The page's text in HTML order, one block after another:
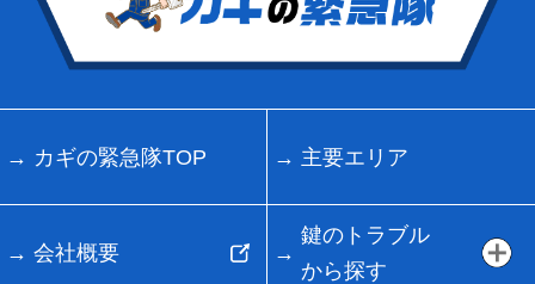
カギの緊急隊TOP 主要エリア
会社概要
鍵のトラブル
から探す